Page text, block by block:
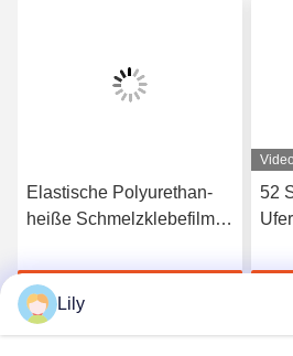
Elastische Polyurethan-
heiße Schmelzklebefilm
Video
52
Lily